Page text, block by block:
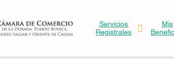
Servicios
Registrales
Mis